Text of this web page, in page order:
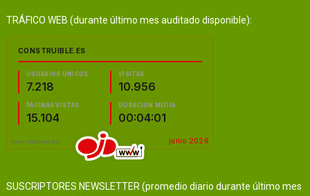
TRÁFICO WEB (durante último mes auditado disponible):
SUSCRIPTORES NEWSLETTER (promedio diario durante último mes